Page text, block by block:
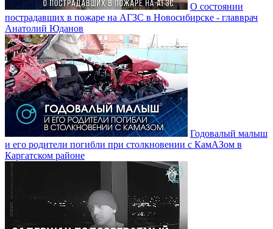
О состоянии
пострадавших в пожаре на АГЗС в Новосибирске - главврач
Анатолий Юданов
Годовалый малыш
и его родители погибли при столкновении с КамАЗом в
Каргатском районе